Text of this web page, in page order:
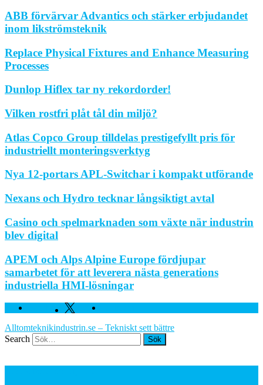
ABB förvärvar Advantics och stärker erbjudandet
inom likströmsteknik
Replace Physical Fixtures and Enhance Measuring
Processes
Dunlop Hiflex tar ny rekordorder!
Vilken rostfri plåt tål din miljö?
Atlas Copco Group tilldelas prestigefyllt pris för
industriellt monteringsverktyg
Nya 12-portars APL-Switchar i kompakt utförande
Nexans och Hydro tecknar långsiktigt avtal
Casino och spelmarknaden som växte när industrin
blev digital
APEM och Alps Alpine Europe fördjupar
samarbetet för att leverera nästa generations
industriella HMI-lösningar
Facebook Twitter
Alltomteknikindustrin.se – Tekniskt sett bättre
Search